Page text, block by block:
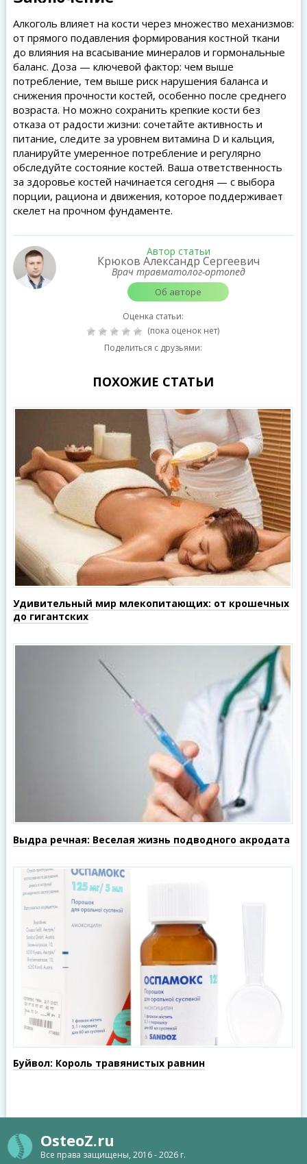
Алкоголь влияет на кости через множество механизмов:
от прямого подавления формирования костной ткани
до влияния на всасывание минералов и гормональные
баланс. Доза — ключевой фактор: чем выше
потребление, тем выше риск нарушения баланса и
снижения прочности костей, особенно после среднего
возраста. Но можно сохранить крепкие кости без
отказа от радости жизни: сочетайте активность и
питание, следите за уровнем витамина D и кальция,
планируйте умеренное потребление и регулярно
обследуйте состояние костей. Ваша ответственность
за здоровье костей начинается сегодня — с выбора
порции, рациона и движения, которое поддерживает
скелет на прочном фундаменте.
Автор статьи
Крюков Александр Сергеевич
Врач травматолог-ортопед
Об авторе
Оценка статьи:
(пока оценок нет)
Поделиться с друзьями:
ПОХОЖИЕ СТАТЬИ
Удивительный мир млекопитающих: от крошечных
до гигантских
Выдра речная: Веселая жизнь подводного акродата
Буйвол: Король травянистых равнин
OsteoZ.ru
Все права защищены, 2016 - 2026 г.